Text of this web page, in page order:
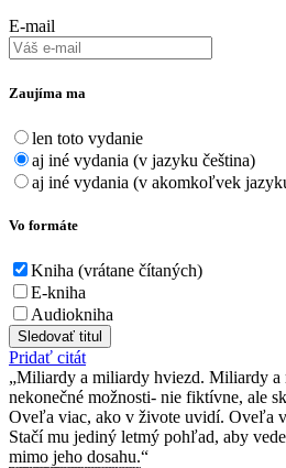
E-mail
Zaujíma ma
len toto vydanie
aj iné vydania (v jazyku čeština)
aj iné vydania (v akomkoľvek
Vo formáte
Kniha (vrátane čítaných)
E-kniha
Audiokniha
Sledovať titul
Pridať citát
Miliardy a miliardy hviezd. Miliardy a
nekonečné možnosti- nie fiktívne, ale
Oveľa viac, ako v živote uvidí. Oveľa
Stačí mu jediný letmý pohľad, aby
mimo jeho dosahu.